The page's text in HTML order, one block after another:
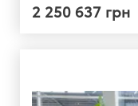
2 250 637 грн